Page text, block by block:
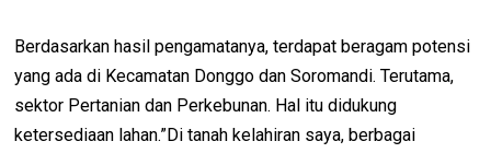
Berdasarkan hasil pengamatanya, terdapat beragam potensi
yang ada di Kecamatan Donggo dan Soromandi. Terutama,
sektor Pertanian dan Perkebunan. Hal itu didukung
ketersediaan lahan.”Di tanah kelahiran saya, berbagai